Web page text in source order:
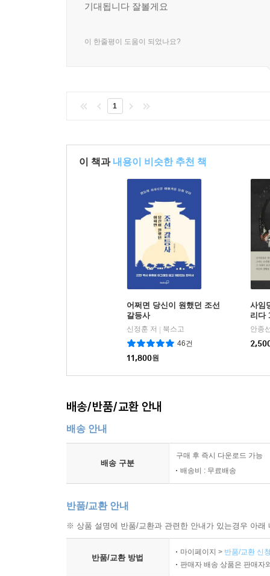
기대됩니다 잘볼게요
이 한줄평이 도움이 되었나요?
1
이 책과 내용이 비슷한 추천 책
어쩌면 당신이 원했던 조선
갈등사
신정훈 저 | 북스고
46건
11,800원
사임
리다
안종
배송/반품/교환 안내
배송 안내
배송 구분
구매 후 즉시 다운로드 가능
배송비 : 무료배송
반품/교환 안내
※ 상품 설명에 반품/교환과 관련한 안내가 있는경우 아
반품/교환 방법
마이페이지 > 반품/교환 신
판매자 배송 상품은 판매자